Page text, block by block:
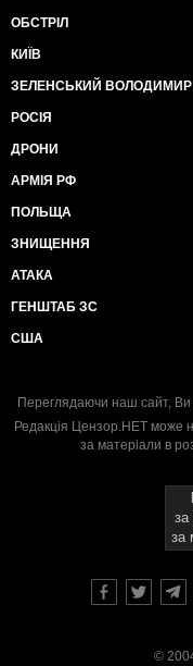
ОБСТРІЛ
КИЇВ
ЗЕЛЕНСЬКИЙ ВОЛОДИМИР
РОСІЯ
ДРОНИ
АРМІЯ РФ
ПОЛЬЩА
ЗНИЩЕННЯ
АТАКА
ГЕНШТАБ ЗС
США
Переглядаючи наш сайт, Ви
Редакція Цензор.НЕТ може
за матеріали в
за
за
©